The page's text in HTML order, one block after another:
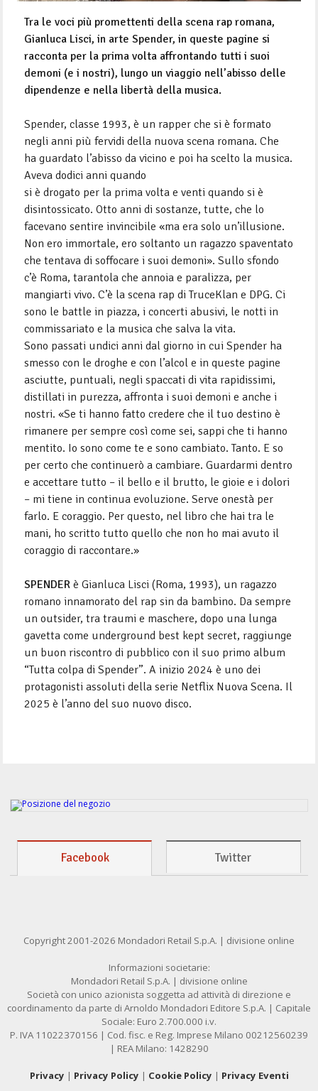
Tra le voci più promettenti della scena rap romana,
Gianluca Lisci, in arte Spender, in queste pagine si
racconta per la prima volta affrontando tutti i suoi
demoni (e i nostri), lungo un viaggio nell’abisso delle
dipendenze e nella libertà della musica.
Spender, classe 1993, è un rapper che si è formato
negli anni più fervidi della nuova scena romana. Che
ha guardato l’abisso da vicino e poi ha scelto la musica.
Aveva dodici anni quando
si è drogato per la prima volta e venti quando si è
disintossicato. Otto anni di sostanze, tutte, che lo
facevano sentire invincibile «ma era solo un’illusione.
Non ero immortale, ero soltanto un ragazzo spaventato
che tentava di soffocare i suoi demoni». Sullo sfondo
c’è Roma, tarantola che annoia e paralizza, per
mangiarti vivo. C’è la scena rap di TruceKlan e DPG. Ci
sono le battle in piazza, i concerti abusivi, le notti in
commissariato e la musica che salva la vita.
Sono passati undici anni dal giorno in cui Spender ha
smesso con le droghe e con l’alcol e in queste pagine
asciutte, puntuali, negli spaccati di vita rapidissimi,
distillati in purezza, affronta i suoi demoni e anche i
nostri. «Se ti hanno fatto credere che il tuo destino è
rimanere per sempre così come sei, sappi che ti hanno
mentito. Io sono come te e sono cambiato. Tanto. E so
per certo che continuerò a cambiare. Guardarmi dentro
e accettare tutto – il bello e il brutto, le gioie e i dolori
– mi tiene in continua evoluzione. Serve onestà per
farlo. E coraggio. Per questo, nel libro che hai tra le
mani, ho scritto tutto quello che non ho mai avuto il
coraggio di raccontare.»
SPENDER è Gianluca Lisci (Roma, 1993), un ragazzo
romano innamorato del rap sin da bambino. Da sempre
un outsider, tra traumi e maschere, dopo una lunga
gavetta come underground best kept secret, raggiunge
un buon riscontro di pubblico con il suo primo album
“Tutta colpa di Spender”. A inizio 2024 è uno dei
protagonisti assoluti della serie Netflix Nuova Scena. Il
2025 è l’anno del suo nuovo disco.
Facebook Twitter
Copyright 2001-2026 Mondadori Retail S.p.A. | divisione online
Informazioni societarie:
Mondadori Retail S.p.A. | divisione online
Società con unico azionista soggetta ad attività di direzione e
coordinamento da parte di Arnoldo Mondadori Editore S.p.A. | Capitale
Sociale: Euro 2.700.000 i.v.
P. IVA 11022370156 | Cod. fisc. e Reg. Imprese Milano 00212560239
| REA Milano: 1428290
Privacy | Privacy Policy | Cookie Policy | Privacy Eventi